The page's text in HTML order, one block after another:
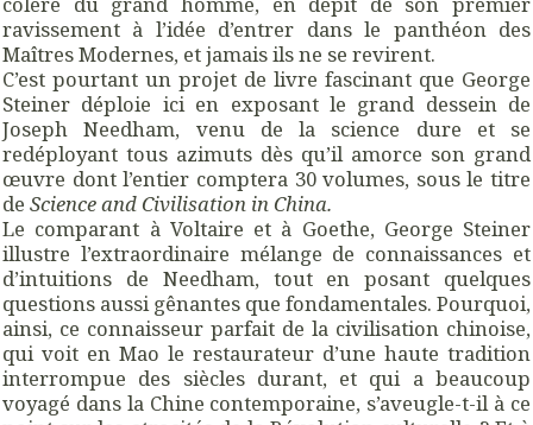
ravissement à l’idée d’entrer dans le panthéon des
Maîtres Modernes, et jamais ils ne se revirent.
C’est pourtant un projet de livre fascinant que George
Steiner déploie ici en exposant le grand dessein de
Joseph Needham, venu de la science dure et se
redéployant tous azimuts dès qu’il amorce son grand
œuvre dont l’entier comptera 30 volumes, sous le titre
de Science and Civilisation in China.
Le comparant à Voltaire et à Goethe, George Steiner
illustre l’extraordinaire mélange de connaissances et
d’intuitions de Needham, tout en posant quelques
questions aussi gênantes que fondamentales. Pourquoi,
ainsi, ce connaisseur parfait de la civilisation chinoise,
qui voit en Mao le restaurateur d’une haute tradition
interrompue des siècles durant, et qui a beaucoup
voyagé dans la Chine contemporaine, s’aveugle-t-il à ce